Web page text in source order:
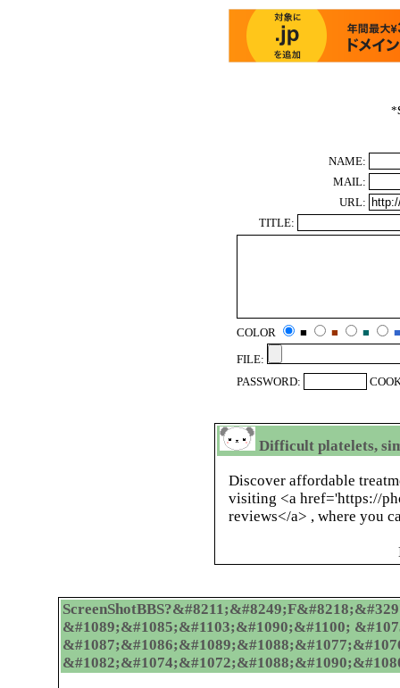
*
NAME:
MAIL:
URL:
TITLE:
COLOR ■ ■ ■
■
FILE:
PASSWORD:
Difficult platelets,
Discover affordable
visiting <a href='https://
reviews</a> , where you
&#1089;&#1085;&#1103;&#1090;&#1100;